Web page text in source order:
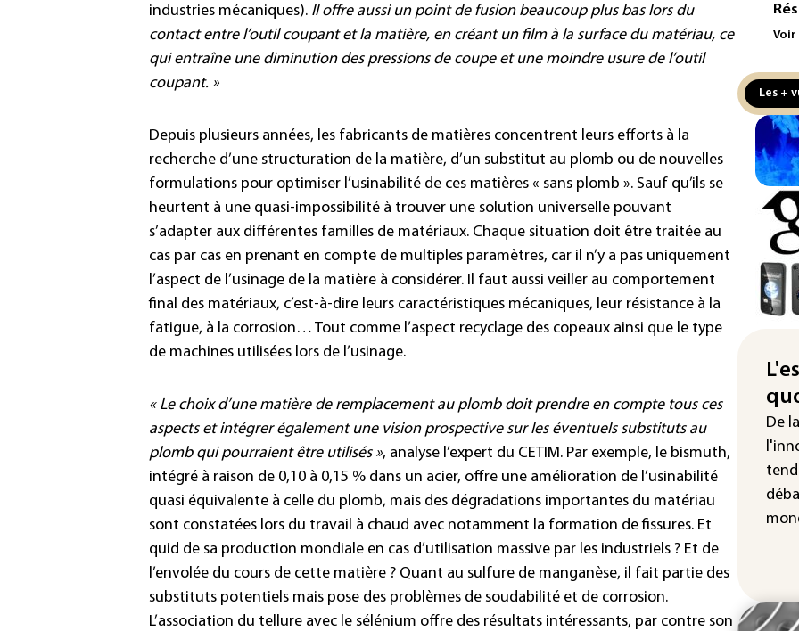
industries mécaniques). Il offre aussi un point de fusion beaucoup plus bas lors du
contact entre l’outil coupant et la matière, en créant un film à la surface du matériau, ce
qui entraîne une diminution des pressions de coupe et une moindre usure de l’outil
coupant. »
Depuis plusieurs années, les fabricants de matières concentrent leurs efforts à la
recherche d’une structuration de la matière, d’un substitut au plomb ou de nouvelles
formulations pour optimiser l’usinabilité de ces matières « sans plomb ». Sauf qu’ils se
heurtent à une quasi-impossibilité à trouver une solution universelle pouvant
s’adapter aux différentes familles de matériaux. Chaque situation doit être traitée au
cas par cas en prenant en compte de multiples paramètres, car il n’y a pas uniquement
l’aspect de l’usinage de la matière à considérer. Il faut aussi veiller au comportement
final des matériaux, c’est-à-dire leurs caractéristiques mécaniques, leur résistance à la
fatigue, à la corrosion… Tout comme l’aspect recyclage des copeaux ainsi que le type
de machines utilisées lors de l’usinage.
« Le choix d’une matière de remplacement au plomb doit prendre en compte tous ces
aspects et intégrer également une vision prospective sur les éventuels substituts au
plomb qui pourraient être utilisés », analyse l’expert du CETIM. Par exemple, le bismuth,
intégré à raison de 0,10 à 0,15 % dans un acier, offre une amélioration de l’usinabilité
quasi équivalente à celle du plomb, mais des dégradations importantes du matériau
sont constatées lors du travail à chaud avec notamment la formation de fissures. Et
quid de sa production mondiale en cas d’utilisation massive par les industriels ? Et de
l’envolée du cours de cette matière ? Quant au sulfure de manganèse, il fait partie des
substituts potentiels mais pose des problèmes de soudabilité et de corrosion.
L’association du tellure avec le sélénium offre des résultats intéressants, par contre son
la
La
Voir
Les +
De